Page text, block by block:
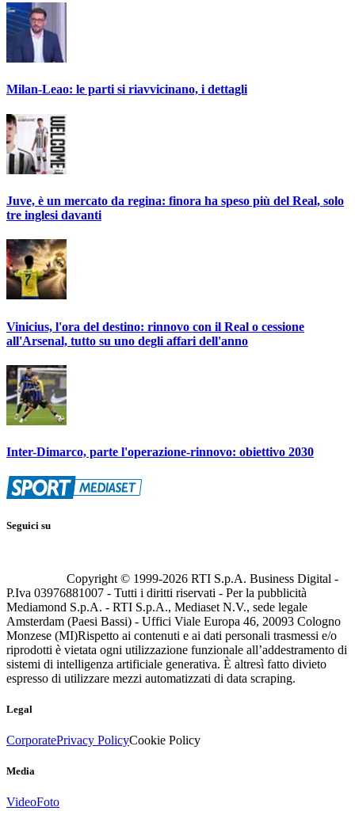
Milan-Leao: le parti si riavvicinano, i dettagli
Juve, è un mercato da regina: finora ha speso più del Real, solo
tre inglesi davanti
Vinicius, l'ora del destino: rinnovo con il Real o cessione
all'Arsenal, tutto su uno degli affari dell'anno
Inter-Dimarco, parte l'operazione-rinnovo: obiettivo 2030
Seguici su
Copyright © 1999-2026 RTI S.p.A. Business Digital -
P.Iva 03976881007 - Tutti i diritti riservati - Per la pubblicità
Mediamond S.p.A. - RTI S.p.A., Mediaset N.V., sede legale
Amsterdam (Paesi Bassi) - Uffici Viale Europa 46, 20093 Cologno
Monzese (MI)Rispetto ai contenuti e ai dati personali trasmessi e/o
riprodotti è vietata ogni utilizzazione funzionale all’addestramento di
sistemi di intelligenza artificiale generativa. È altresì fatto divieto
espresso di utilizzare mezzi automatizzati di data scraping.
Legal
CorporatePrivacy PolicyCookie Policy
Media
VideoFoto